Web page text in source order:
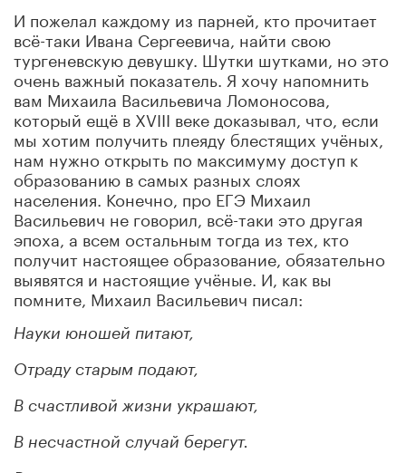
И пожелал каждому из парней, кто прочитает
всё-таки Ивана Сергеевича, найти свою
тургеневскую девушку. Шутки шутками, но это
очень важный показатель. Я хочу напомнить
вам Михаила Васильевича Ломоносова,
который ещё в XVIII веке доказывал, что, если
мы хотим получить плеяду блестящих учёных,
нам нужно открыть по максимуму доступ к
образованию в самых разных слоях
населения. Конечно, про ЕГЭ Михаил
Васильевич не говорил, всё-таки это другая
эпоха, а всем остальным тогда из тех, кто
получит настоящее образование, обязательно
выявятся и настоящие учёные. И, как вы
помните, Михаил Васильевич писал:
Науки юношей питают,
Отраду старым подают,
В счастливой жизни украшают,
В несчастной случай берегут.